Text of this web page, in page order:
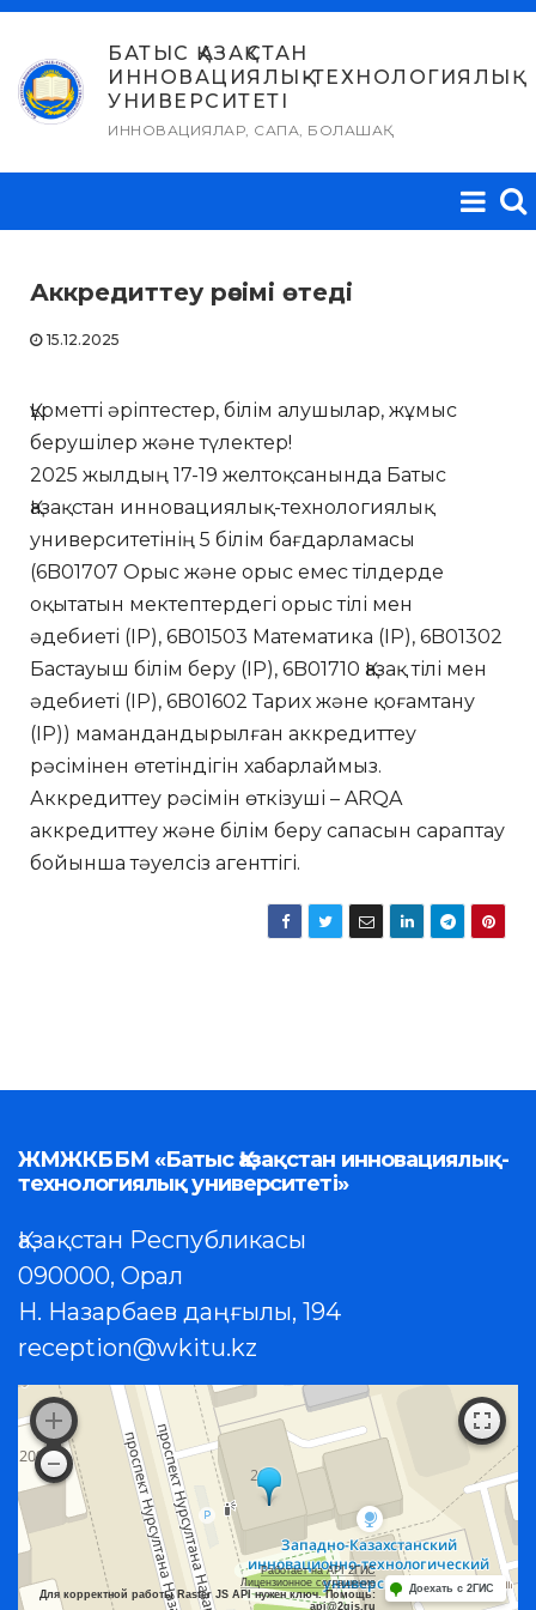
Skip
content
БАТЫС ҚАЗАҚСТАН
ИННОВАЦИЯЛЫҚ-ТЕХНОЛОГИЯЛЫҚ
УНИВЕРСИТЕТІ
ИННОВАЦИЯЛАР, САПА, БОЛАШАҚ
Аккредиттеу рәсімі өтеді
15.12.2025
Құрметті әріптестер, білім алушылар, жұмыс
берушілер және түлектер!
2025 жылдың 17-19 желтоқсанында Батыс
Қазақстан инновациялық-технологиялық
университетінің 5 білім бағдарламасы
(6B01707 Орыс және орыс емес тілдерде
оқытатын мектептердегі орыс тілі мен
әдебиеті (IP), 6B01503 Математика (IP), 6B01302
Бастауыш білім беру (IP), 6B01710 Қазақ тілі мен
әдебиеті (IP), 6B01602 Тарих және қоғамтану
(IP)) мамандандырылған аккредиттеу
рәсімінен өтетіндігін хабарлаймыз.
Аккредиттеу рәсімін өткізуші – ARQA
аккредиттеу және білім беру сапасын сараптау
бойынша тәуелсіз агенттігі.
ЖМЖКББМ «Батыс Қазақстан инновациялық-
технологиялық университеті»
Қазақстан Республикасы
090000, Орал
Н. Назарбаев даңғылы, 194
reception@wkitu.kz
Работает на API 2ГИС
Лицензионное соглашение
Для корректной работы Raster JS API нужен ключ. Помощь:
api@2gis.ru
Доехать с 2ГИС